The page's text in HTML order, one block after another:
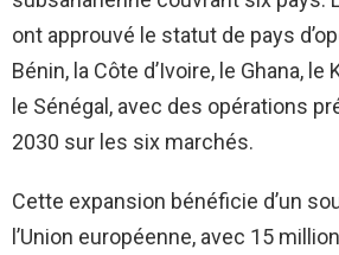
ont approuvé le statut de pays
Bénin, la Côte d’Ivoire, le Ghana, le
le Sénégal, avec des opérations
2030 sur les six marchés.
Cette expansion bénéficie d’un
l’Union européenne, avec 15